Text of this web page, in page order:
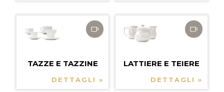
TAZZE E TAZZINE
DETTAGLI »
LATTIERE E TEIERE
DETTAGLI »